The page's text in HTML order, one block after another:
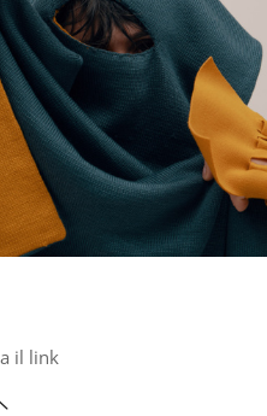
il link